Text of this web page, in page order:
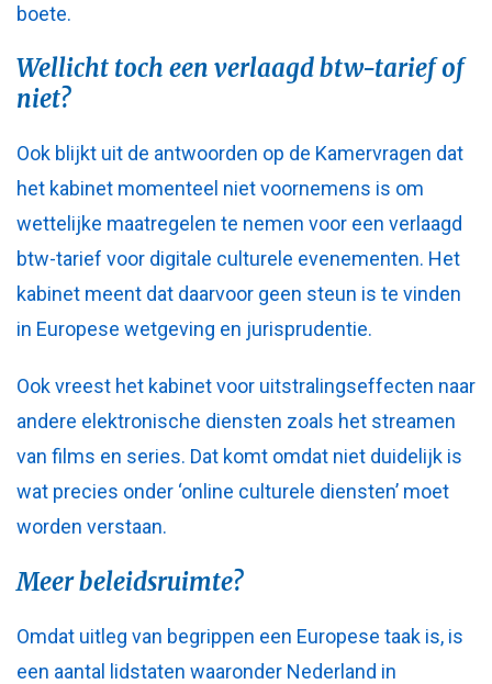
boete.
Wellicht toch een verlaagd btw-tarief of
niet?
Ook blijkt uit de antwoorden op de Kamervragen dat
het kabinet momenteel niet voornemens is om
wettelijke maatregelen te nemen voor een verlaagd
btw-tarief voor digitale culturele evenementen. Het
kabinet meent dat daarvoor geen steun is te vinden
in Europese wetgeving en jurisprudentie.
Ook vreest het kabinet voor uitstralingseffecten naar
andere elektronische diensten zoals het streamen
van films en series. Dat komt omdat niet duidelijk is
wat precies onder ‘online culturele diensten’ moet
worden verstaan.
Meer beleidsruimte?
Omdat uitleg van begrippen een Europese taak is, is
een aantal lidstaten waaronder Nederland in